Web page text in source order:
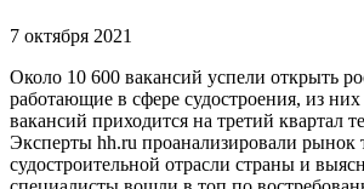
7 октября 2021
Около 10 600 вакансий успели открыть
работающие в сфере судостроения, из
вакансий приходится на третий квартал
Эксперты hh.ru проанализировали рынок
судостроительной отрасли страны и